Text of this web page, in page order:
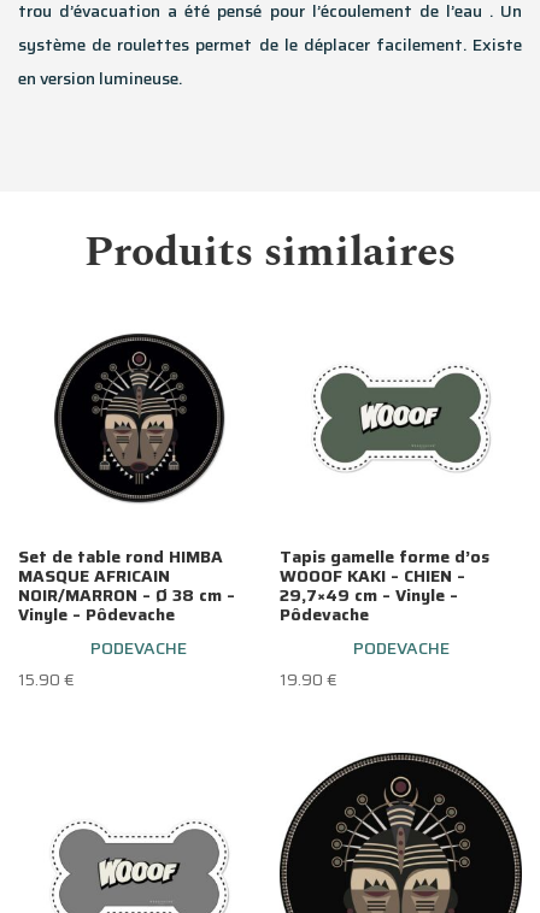
trou d’évacuation a été pensé pour l’écoulement de l’eau . Un
système de roulettes permet de le déplacer facilement. Existe
en version lumineuse.
Produits similaires
Set de table rond HIMBA
MASQUE AFRICAIN
NOIR/MARRON – Ø 38 cm –
Vinyle – Pôdevache
PODEVACHE
15.90€
Tapis gamelle forme d’os
WOOOF KAKI – CHIEN –
29,7×49 cm – Vinyle –
Pôdevache
PODEVACHE
19.90€